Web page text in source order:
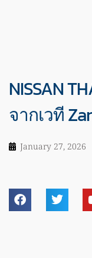
NISSAN
จากเวที
January 27, 2026